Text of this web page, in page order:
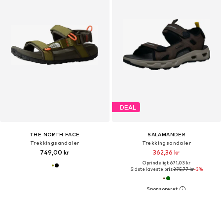
THE NORTH FACE
Trekkingsandaler
749,00 kr
DEAL
SALAMANDER
Trekkingsandaler
362,36 kr
Oprindeligt: 671,03 kr
Sidste laveste pris:375,77 kr-3%